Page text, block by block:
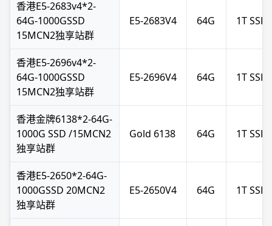
香港E5-2683v4*2-
64G-1000GSSD
15MCN2独享站群
E5-2683V4 64G 1T SSD
香港E5-2696v4*2-
64G-1000GSSD
15MCN2独享站群
E5-2696V4 64G 1T SSD
香港金牌6138*2-64G-
1000G SSD /15MCN2
独享站群
Gold 6138 64G 1T SSD
香港E5-2650*2-64G-
1000GSSD 20MCN2
独享站群
E5-2650V4 64G 1T SSD